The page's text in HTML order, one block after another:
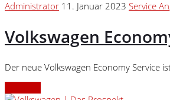
Administrator 11. Januar 2023 Service
Volkswagen
Der neue Volkswagen Economy Service